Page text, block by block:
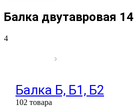
Балка двутавровая 14
4
Балка Б, Б1, Б2
102 товара